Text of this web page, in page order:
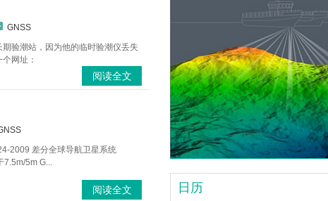
GNSS
验潮站，因为他的临时验潮仪丢失
网址：
阅读全文
2009 差分全球导航卫星系统
7.5m/5m G...
阅读全文 日历